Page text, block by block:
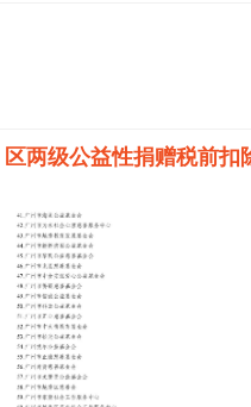
两级公益性捐赠税前扣